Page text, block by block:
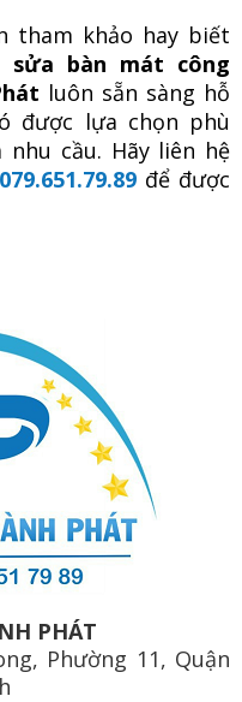
tham khảo hay biết
sửa bàn mát công
luôn sẵn sàng hỗ
được lựa chọn phù
cầu. Hãy liên hệ
079.651.79.89 để được
PHÁT
Phường 11, Quận